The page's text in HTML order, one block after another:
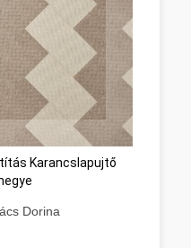
Karancslapujtő
Dorina